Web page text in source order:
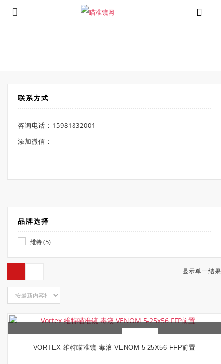
联系方式
咨询电话：15981832001
添加微信：
品牌选择
维特(5)
显示单一结果
加入购物车 快速查看
VORTEX 维特瞄准镜 毒液 VENOM 5-25X56 FFP前置